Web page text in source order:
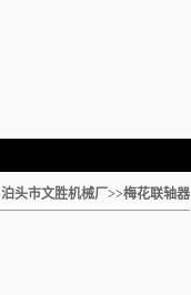
泊头市文胜机械厂 >>梅花联轴器